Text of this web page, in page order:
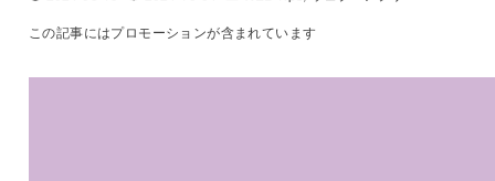
この記事にはプロモーションが含まれています